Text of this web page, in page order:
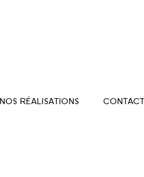
NOS RÉALISATIONS CONTACT